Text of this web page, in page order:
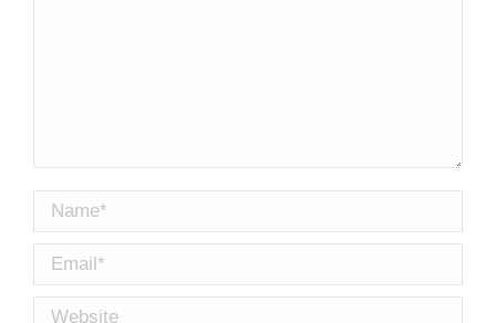
Name *
Email *
Website